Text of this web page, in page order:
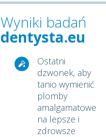
Wyniki badań
dentysta.eu
Ostatni
dzwonek, aby
tanio wymienić
plomby
amalgamatowe
na lepsze i
zdrowsze